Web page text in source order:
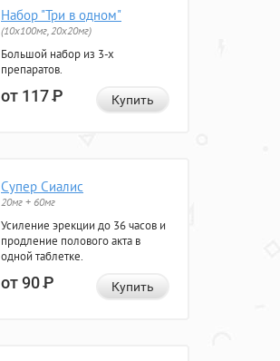
Набор "Три в одном"
(10x100мг, 20x20мг)
Большой набор из 3-х
препаратов.
от 117Р Купить
Супер Сиалис
20мг + 60мг
Усиление эрекции до 36 часов и
продление полового акта в
одной таблетке.
от 90Р Купить